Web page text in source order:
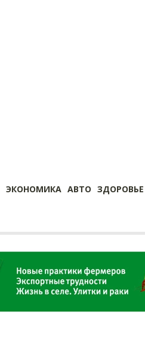
ЭКОНОМИКА АВТО ЗДОРОВЬЕ